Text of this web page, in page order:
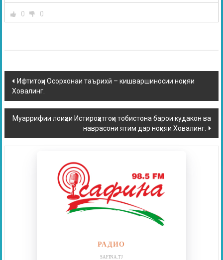
0 0
Ифтитоҳи Осорхонаи таърихӣ – кишваршиносии ноҳияи
Ховалинг.
Муаррифии лоиҳаи Истироҳатгоҳи тобистона барои кудакон ва
наврасони ятим дар ноҳияи Ховалинг.
РАДИО
SAFINA.TJ